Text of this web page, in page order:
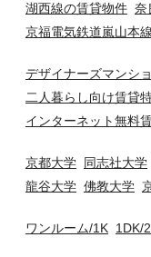
湖西線の賃貸物件 奈
京福電気鉄道嵐山本
デザイナーズマンシ
二人暮らし向け賃貸
インターネット無料
京都大学 同志社大学
龍谷大学 佛教大学
ワンルーム/1K 1DK/